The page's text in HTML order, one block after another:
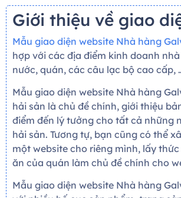
Giới thiệu về giao
Mẫu giao diện website Nhà hàng
hợp với các địa điểm kinh doanh
nước, quán, các câu lạc bộ cao cấp,
Mẫu giao diện website Nhà hàng
hải sản là chủ đề chính, giới thiệu
điểm đến lý tưởng cho tất cả những
hải sản. Tương tự, bạn cũng có thể
một website cho riêng mình, lấy
ăn của quán làm chủ đề chính cho
Mẫu giao diện website Nhà hàng